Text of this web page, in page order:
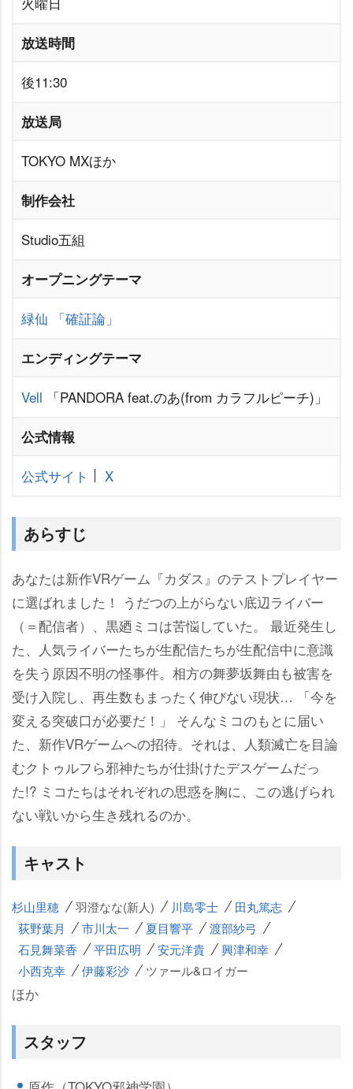
放送時間
後11:30
放送局
TOKYO MXほか
制作会社
Studio五組
オープニングテーマ
緑仙 「確証論」
エンディングテーマ
Vell 「PANDORA feat.のあ(from カラフルピーチ)」
公式情報
公式サイト X
あらすじ
あなたは新作VRゲーム『カダス』のテストプレイヤー
に選ばれました！ うだつの上がらない底辺ライバー
（＝配信者）、黒廼ミコは苦悩していた。 最近発生し
た、人気ライバーたちが生配信たちが生配信中に意識
を失う原因不明の怪事件。相方の舞夢坂舞由も被害を
受け入院し、再生数もまったく伸びない現状… 「今を
変える突破口が必要だ！」 そんなミコのもとに届い
た、新作VRゲームへの招待。それは、人類滅亡を目論
むクトゥルフら邪神たちが仕掛けたデスゲームだっ
た!? ミコたちはそれぞれの思惑を胸に、この逃げられ
ない戦いから生き残れるのか。
キャスト
杉山里穂 羽澄なな(新人) 川島零士
田丸篤志
荻野葉月
市川太一 夏目響平
渡部紗弓
石見舞菜香
平田広明 安元洋貴
興津和幸
小西克幸
伊藤彩沙 ツァール&ロイガー
ほか
スタッフ